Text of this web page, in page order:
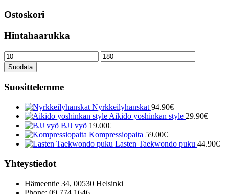
Ostoskori
Hintahaarukka
Minimihinta Maksimihinta
Suodata
Suosittelemme
Nyrkkeilyhanskat 94.90€
Aikido yoshinkan style 29.90€
BJJ vyö 19.00€
Kompressiopaita 59.00€
Lasten Taekwondo puku 44.90€
Yhteystiedot
Hämeentie 34, 00530 Helsinki